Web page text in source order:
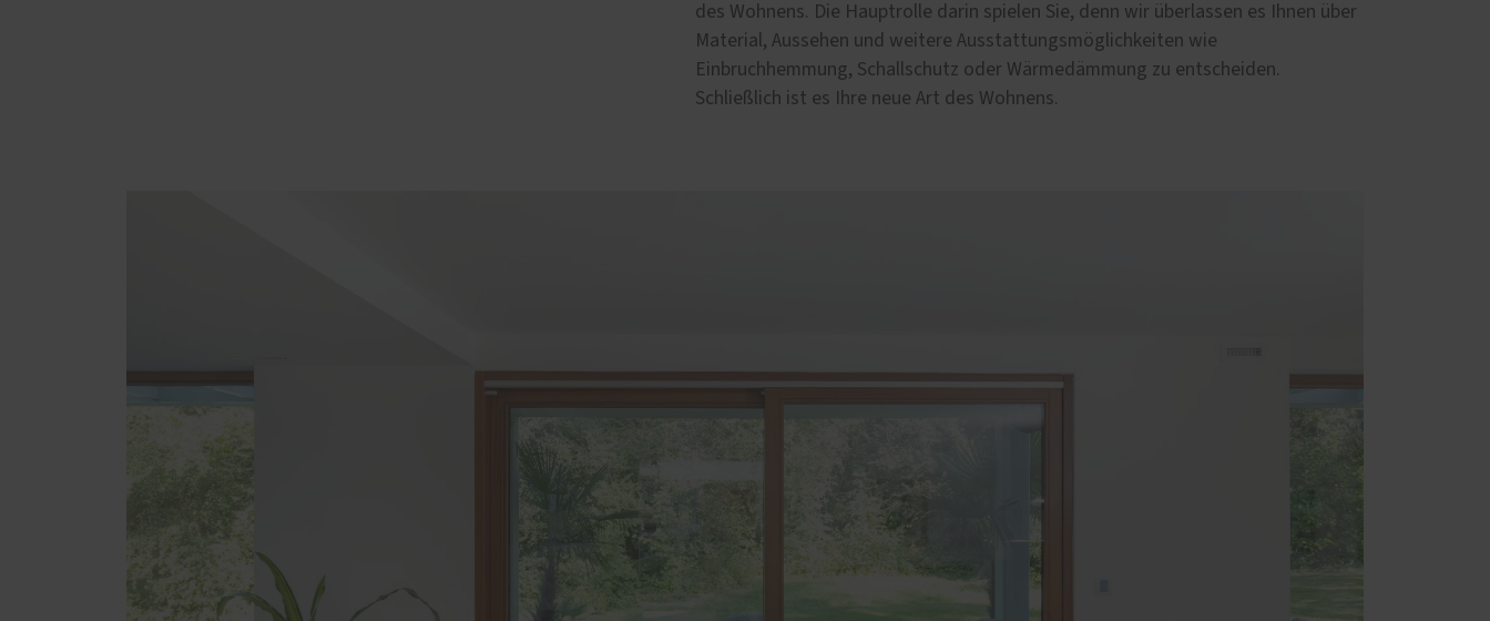
des Wohnens. Die Hauptrolle darin spielen Sie, denn wir überlassen es Ihnen über
Material, Aussehen und weitere Ausstattungsmöglichkeiten wie
Einbruchhemmung, Schallschutz oder Wärmedämmung zu entscheiden.
Schließlich ist es Ihre neue Art des Wohnens.